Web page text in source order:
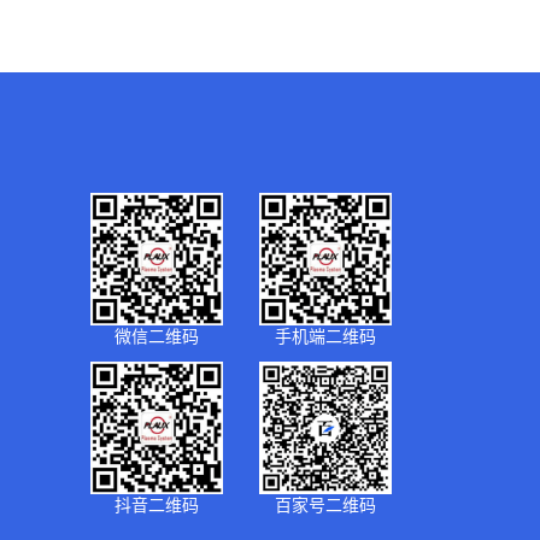
微信二维码 手机端二维码
抖音二维码 百家号二维码